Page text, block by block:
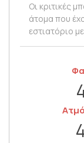
Οι κριτικές
άτομα που
εστιατόριο